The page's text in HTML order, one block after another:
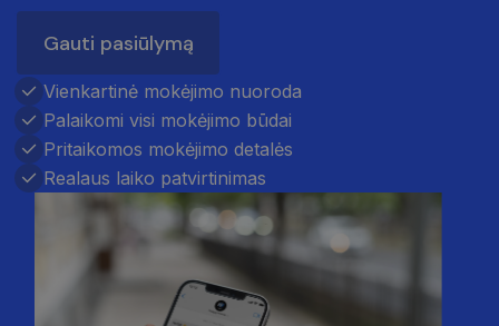
Gauti pasiūlymą
Vienkartinė mokėjimo nuoroda
Palaikomi visi mokėjimo būdai
Pritaikomos mokėjimo detalės
Realaus laiko patvirtinimas